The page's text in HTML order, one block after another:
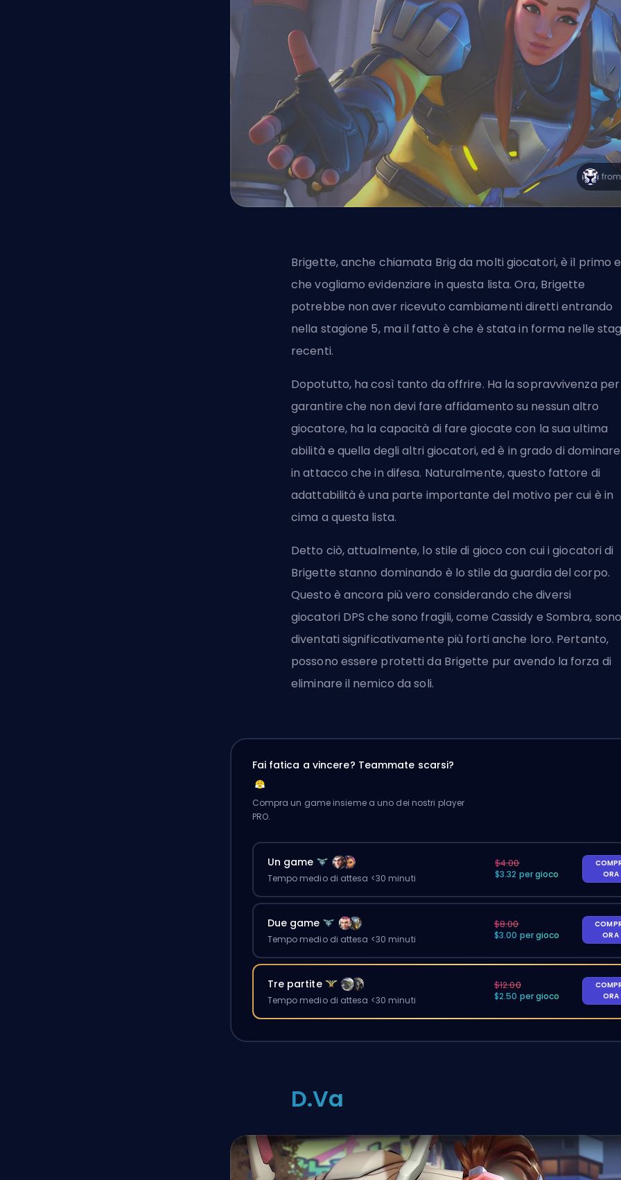
Brigette, anche chiamata Brig da molti giocatori, è il primo
che vogliamo evidenziare in questa lista. Ora, Brigette
potrebbe non aver ricevuto cambiamenti diretti entrando
nella stagione 5, ma il fatto è che è stata in forma nelle
recenti.
Dopotutto, ha così tanto da offrire. Ha la sopravvivenza per
garantire che non devi fare affidamento su nessun altro
giocatore, ha la capacità di fare giocate con la sua ultima
abilità e quella degli altri giocatori, ed è in grado di
in attacco che in difesa. Naturalmente, questo fattore di
adattabilità è una parte importante del motivo per cui è in
cima a questa lista.
Detto ciò, attualmente, lo stile di gioco con cui i giocatori di
Brigette stanno dominando è lo stile da guardia del corpo.
Questo è ancora più vero considerando che diversi
giocatori DPS che sono fragili, come Cassidy e Sombra, sono
diventati significativamente più forti anche loro. Pertanto,
possono essere protetti da Brigette pur avendo la forza di
eliminare il nemico da soli.
Fai fatica a vincere? Teammate scarsi?
Compra un game insieme a uno dei nostri player
PRO.
Un game
Tempo medio di attesa <30 minuti
$4.00
$3.32 per gioco
ORA
Due game
Tempo medio di attesa <30 minuti
$8.00
$3.00 per gioco
ORA
Tre partite
Tempo medio di attesa <30 minuti
$12.00
$2.50 per gioco
ORA
D.Va